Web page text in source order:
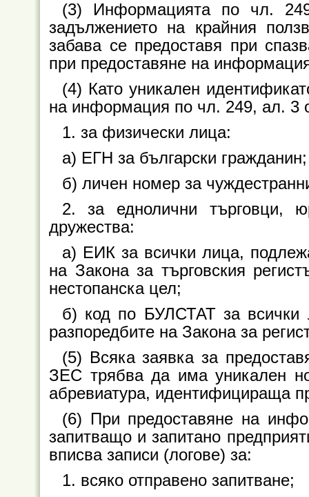
(3) Информацията по чл.
задължението на крайния
забава се предоставя при
при предоставяне на
(4) Като уникален
на информация по чл. 249, ал. 3
1. за физически лица:
а) ЕГН за български гражданин;
б) личен номер за
2. за еднолични търговци,
дружества:
а) ЕИК за всички лица,
на Закона за търговския
нестопанска цел;
б) код по БУЛСТАТ за всички
разпоредбите на Закона за
(5) Всяка заявка за
ЗЕС трябва да има уникален
абревиатура, идентифицираща
(6) При предоставяне на
запитващо и запитано
вписва записи (логове) за:
1. всяко отправено запитване;